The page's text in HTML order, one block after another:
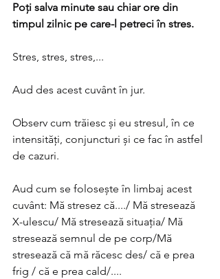
Poți salva minute sau chiar ore din
timpul zilnic pe care-l petreci în stres.
Stres, stres, stres,...
Aud des acest cuvânt în jur.
Observ cum trăiesc și eu stresul, în ce
intensități, conjuncturi și ce fac în astfel
de cazuri.
Aud cum se folosește în limbaj acest
cuvânt: Mă stresez că..../ Mă stresează
X-ulescu/ Mă stresează situația/ Mă
stresează semnul de pe corp/Mă
stresează că mă răcesc des/ că e prea
frig / că e prea cald/....